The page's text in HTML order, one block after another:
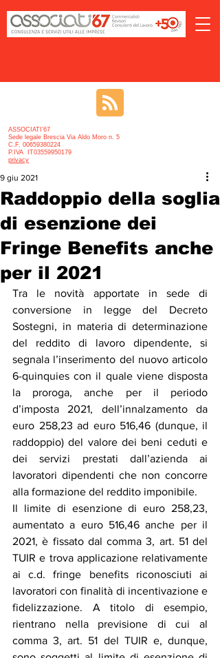
ASSOCIATI’67
Sede legale Brescia Via Aldo Moro n. 5
C.F. 00659380224
P.IVA IT03559950179
privacy
Raddoppio della soglia
di esenzione dei
Fringe Benefits anche
per il 2021
9 giu 2021
Tra le novità apportate in sede di
conversione in legge del Decreto
Sostegni, in materia di determinazione
del reddito di lavoro dipendente, si
segnala l’inserimento del nuovo articolo
6-quinquies con il quale viene disposta
la proroga, anche per il periodo
d’imposta 2021, dell’innalzamento da
euro 258,23 ad euro 516,46 (dunque, il
raddoppio) del valore dei beni ceduti e
dei servizi prestati dall’azienda ai
lavoratori dipendenti che non concorre
alla formazione del reddito imponibile.
Il limite di esenzione di euro 258,23,
aumentato a euro 516,46 anche per il
2021, è fissato dal comma 3, art. 51 del
TUIR e trova applicazione relativamente
ai c.d. fringe benefits riconosciuti ai
lavoratori con finalità di incentivazione e
fidelizzazione. A titolo di esempio,
rientrano nella previsione di cui al
comma 3, art. 51 del TUIR e, dunque,